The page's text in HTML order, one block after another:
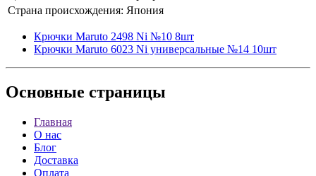
Страна происхождения: Япония
Крючки Maruto 2498 Ni №10 8шт
Крючки Maruto 6023 Ni универсальные №14 10шт
Основные страницы
Главная
О нас
Блог
Доставка
Оплата